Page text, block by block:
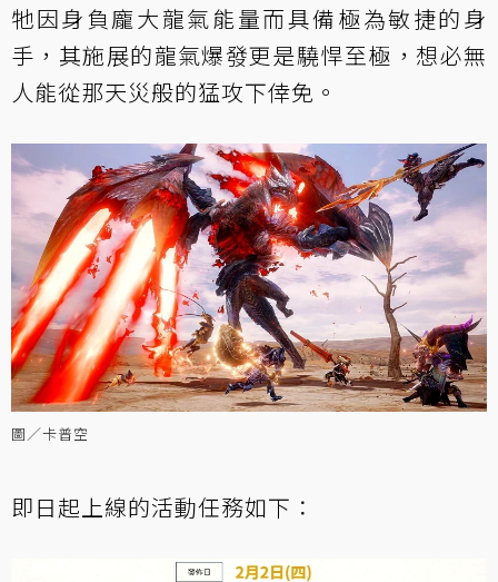
牠因身負龐大龍氣能量而具備極為敏捷的身
手，其施展的龍氣爆發更是驍悍至極，想必無
人能從那天災般的猛攻下倖免。
圖／卡普空
即日起上線的活動任務如下：